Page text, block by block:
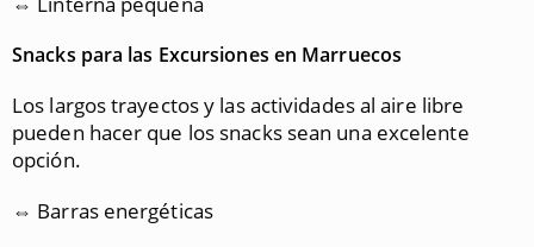
Snacks para las Excursiones en Marruecos
Los largos trayectos y las actividades al aire libre
pueden hacer que los snacks sean una excelente
opción.
⇔ Barras energéticas